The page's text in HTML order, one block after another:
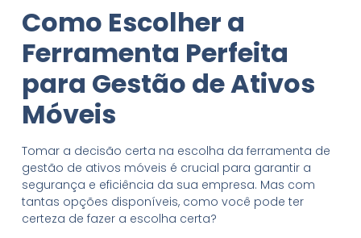
Como Escolher a
Ferramenta Perfeita
para Gestão de Ativos
Móveis
Tomar a decisão certa na escolha da ferramenta de
gestão de ativos móveis é crucial para garantir a
segurança e eficiência da sua empresa. Mas com
tantas opções disponíveis, como você pode ter
certeza de fazer a escolha certa?